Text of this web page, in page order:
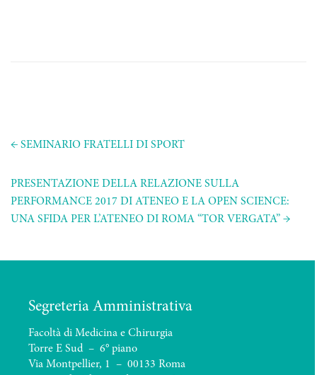
← SEMINARIO FRATELLI DI SPORT
PRESENTAZIONE DELLA RELAZIONE SULLA
PERFORMANCE 2017 DI ATENEO E LA OPEN SCIENCE:
UNA SFIDA PER L’ATENEO DI ROMA “TOR VERGATA” →
Segreteria Amministrativa
Facoltà di Medicina e Chirurgia
Torre E Sud – 6° piano
Via Montpellier, 1 – 00133 Roma